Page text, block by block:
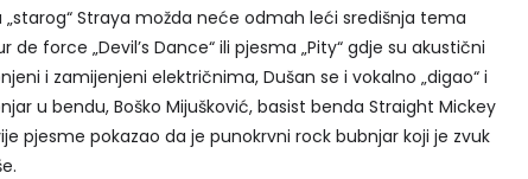
Straya možda neće odmah leći središnja tema
force „Devil’s Dance“ ili pjesma „Pity“ gdje su akustični
i zamijenjeni električnima, Dušan se i vokalno „digao“ i
u bendu, Boško Mijušković, basist benda Straight Mickey
pjesme pokazao da je punokrvni rock bubnjar koji je zvuk